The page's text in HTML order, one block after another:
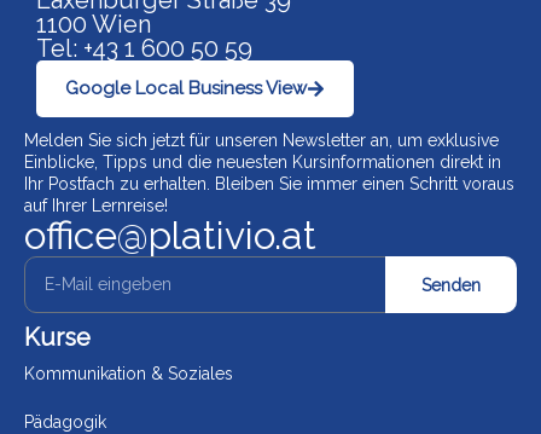
1100 Wien
Tel: +43 1 600 50 59
Google Local Business View
Melden Sie sich jetzt für unseren Newsletter an, um exklusive
Einblicke, Tipps und die neuesten Kursinformationen direkt in
Ihr Postfach zu erhalten. Bleiben Sie immer einen Schritt voraus
auf Ihrer Lernreise!
office@plativio.at
Senden
Kurse
Kommunikation & Soziales
Pädagogik